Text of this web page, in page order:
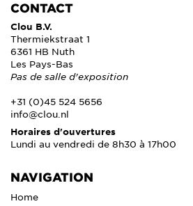
CONTACT
Clou B.V.
Thermiekstraat 1
6361 HB Nuth
Les Pays-Bas
Pas de salle d'exposition
+31 (0)45 524 5656
info@clou.nl
Horaires d'ouvertures
Lundi au vendredi de 8h30 à 17h00
NAVIGATION
Home